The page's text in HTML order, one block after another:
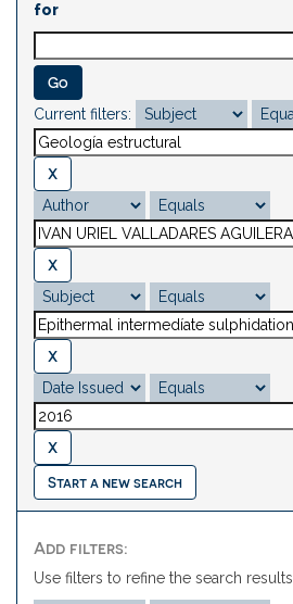
for
Current filters:
Start a new search
Add filters:
Use filters to refine the search results.